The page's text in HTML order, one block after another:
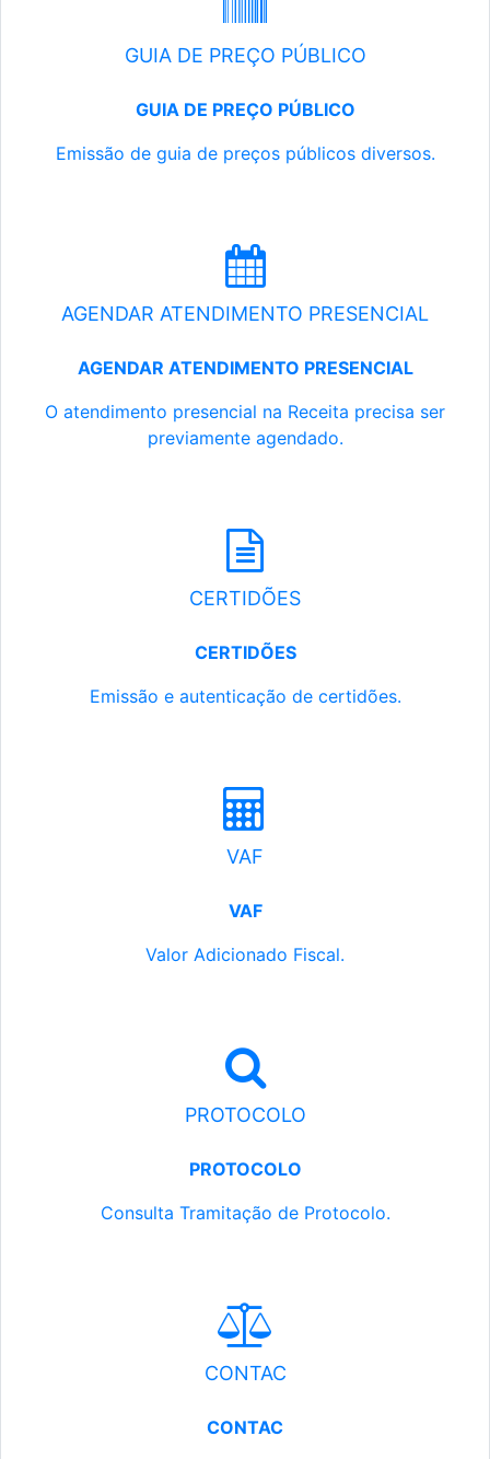
GUIA DE PREÇO PÚBLICO
GUIA DE PREÇO PÚBLICO
Emissão de guia de preços públicos diversos.
AGENDAR ATENDIMENTO PRESENCIAL
AGENDAR ATENDIMENTO PRESENCIAL
O atendimento presencial na Receita precisa ser
previamente agendado.
CERTIDÕES
CERTIDÕES
Emissão e autenticação de certidões.
VAF
VAF
Valor Adicionado Fiscal.
PROTOCOLO
PROTOCOLO
Consulta Tramitação de Protocolo.
CONTAC
CONTAC